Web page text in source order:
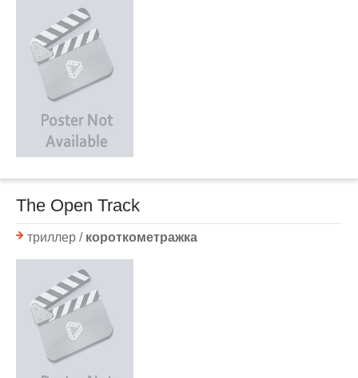
The Open Track
триллер / короткометражка